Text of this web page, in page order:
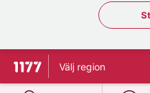
Till startsidan för 1177
Välj region
på 1177.se